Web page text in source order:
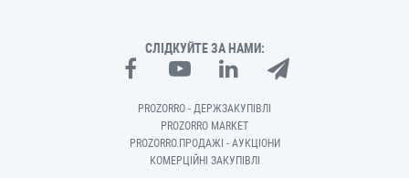
СЛІДКУЙТЕ ЗА НАМИ:
PROZORRO - ДЕРЖЗАКУПІВЛІ
PROZORRO MARKET
PROZORRO.ПРОДАЖІ - АУКЦІОНИ
КОМЕРЦІЙНІ ЗАКУПІВЛІ